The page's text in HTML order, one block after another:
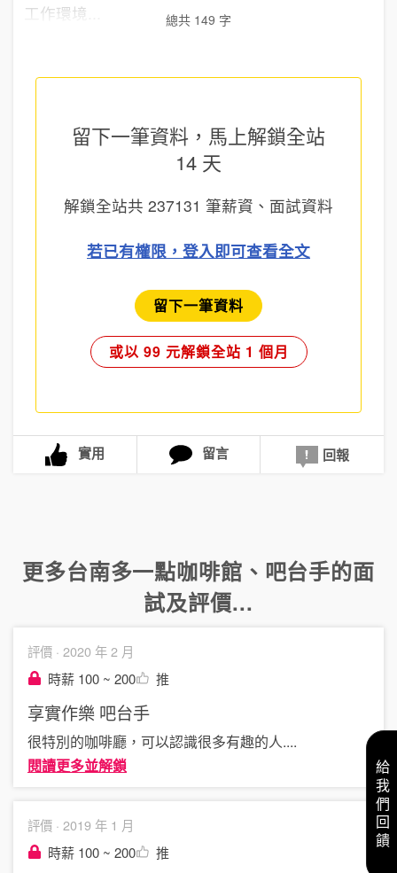
工作環境...
總共 149 字
留下一筆資料，馬上解鎖全站
14 天
解鎖全站共 237131 筆薪資、面試資料
若已有權限，登入即可查看全文
留下一筆資料
或以 99 元解鎖全站 1 個月
實用 留言 回報
更多台南多一點咖啡館 、 吧台手的面
試及評價...
評價 · 2020 年 2 月
時薪 100 ~ 200
推
享實作樂 吧台手
很特別的咖啡廳，可以認識很多有趣的人....
閱讀更多並解鎖
評價 · 2019 年 1 月
時薪 100 ~ 200
推
給我們回饋